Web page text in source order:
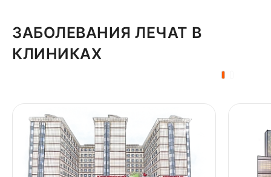
ЗАБОЛЕВАНИЯ ЛЕЧАТ В
КЛИНИКАХ